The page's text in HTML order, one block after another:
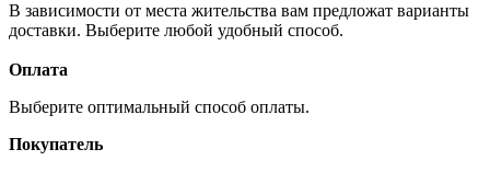
В зависимости от места жительства вам предложат варианты
доставки. Выберите любой удобный способ.
Оплата
Выберите оптимальный способ оплаты.
Покупатель